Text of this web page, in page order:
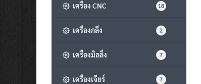
เครื่อง CNC 18
เครื่องกลึง 2
เครื่องมิลลิ่ง 7
เครื่องเจียร์ 7